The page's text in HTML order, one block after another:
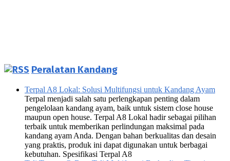
Peralatan Kandang
Terpal A8 Lokal: Solusi Multifungsi untuk Kandang Ayam
Terpal menjadi salah satu perlengkapan penting dalam
pengelolaan kandang ayam, baik untuk sistem close house
maupun open house. Terpal A8 Lokal hadir sebagai pilihan
terbaik untuk memberikan perlindungan maksimal pada
kandang ayam Anda. Dengan bahan berkualitas dan desain
yang praktis, produk ini dapat digunakan untuk berbagai
kebutuhan. Spesifikasi Terpal A8